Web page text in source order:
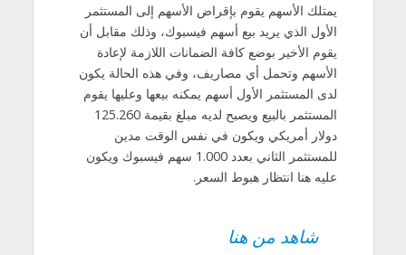
يمتلك الأسهم يقوم بإقراض الأسهم إلى المستثمر
الأول الذي يريد بيع أسهم فيسبوك، وذلك مقابل أن
يقوم الأخير بوضع كافة الضمانات اللازمة لإعادة
الأسهم وتحمل أي مصاريف، وفي هذه الحالة يكون
لدى المستثمر الأول أسهم يمكنه بيعها وعليها يقوم
المستثمر بالبيع ويصبح لديه مبلغ بقيمة 125.260
دولار أمريكي ويكون في نفس الوقت مدين
للمستثمر الثاني بعدد 1.000 سهم فيسبوك ويكون
عليه هنا انتظار هبوط السعر.
شاهد من هنا